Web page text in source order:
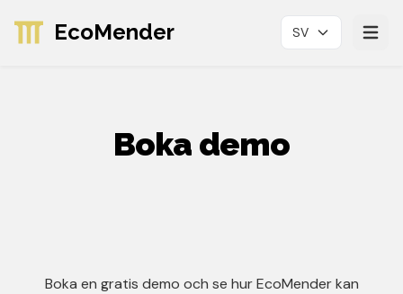
EcoMender SV Avaa
Boka demo
Boka en gratis demo och se hur EcoMender kan